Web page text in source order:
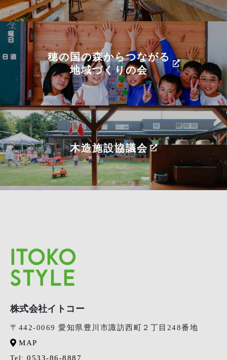
穂の国の森からつながる
地域づくりの会
木造施設協議会
株式会社イトコー
〒442-0069 愛知県豊川市諏訪西町２丁目248番地
MAP
Tel: 0533-86-8887